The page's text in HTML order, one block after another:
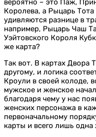
вероятно – это Паж,
Королева, а Рыцарь
удивляются разнице в
например, Рыцарь Чаш
Уэйтовского Короля
же карта?
Так вот. В картах Двора
другому, и логика
Кроули в своей колоде,
мужское и женское
благодаря чему у нас
женских персонажа в
первоначальному
карты и всего лишь одна